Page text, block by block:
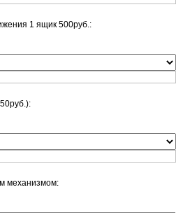
1 ящик 500руб.:
механизмом: